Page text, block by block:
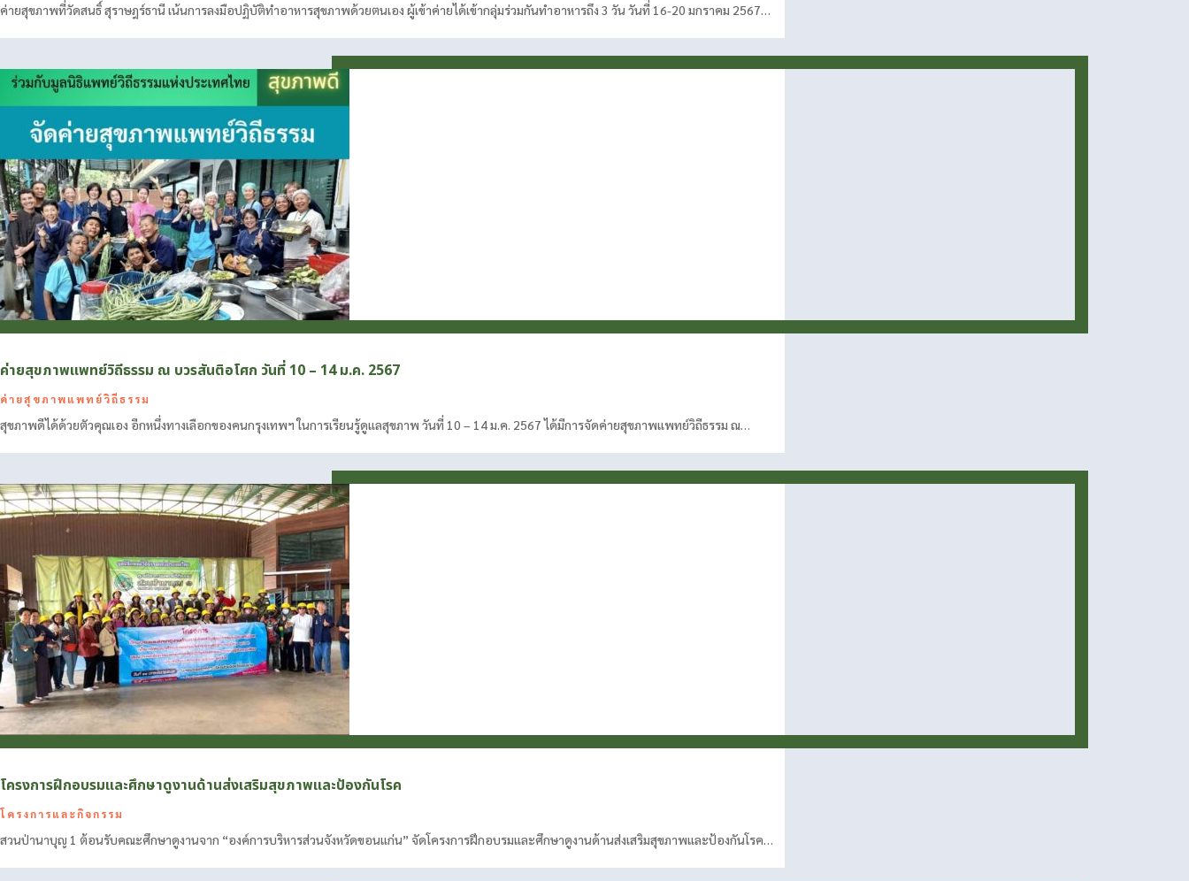
ค่ายสุขภาพที่วัดสนธิ์ สุราษฎร์ธานี เน้นการลงมือปฏิบัติทำอาหารสุขภาพด้วยตนเอง ผู้เข้าค่ายได้เข้ากลุ่มร่วมกันทำอาหารถึง 3 วัน วันที่ 16-20 มกราคม 2567…
ค่ายสุขภาพแพทย์วิถีธรรม ณ บวรสันติอโศก วันที่ 10 – 14 ม.ค. 2567
ค่ายสุขภาพแพทย์วิถีธรรม
สุขภาพดีได้ด้วยตัวคุณเอง อีกหนึ่งทางเลือกของคนกรุงเทพฯ ในการเรียนรู้ดูแลสุขภาพ วันที่ 10 – 14 ม.ค. 2567 ได้มีการจัดค่ายสุขภาพแพทย์วิถีธรรม ณ…
โครงการฝึกอบรมและศึกษาดูงานด้านส่งเสริมสุขภาพและป้องกันโรค
โครงการและกิจกรรม
สวนป่านาบุญ 1 ต้อนรับคณะศึกษาดูงานจาก “องค์การบริหารส่วนจังหวัดขอนแก่น” จัดโครงการฝึกอบรมและศึกษาดูงานด้านส่งเสริมสุขภาพและป้องกันโรค…